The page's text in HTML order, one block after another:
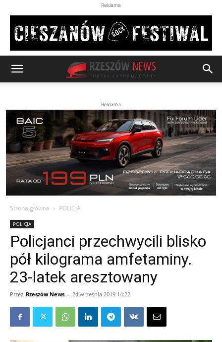
Reklama
Reklama
Strona główna POLICJA
POLICJA
Policjanci przechwycili blisko
pół kilograma amfetaminy.
23-latek aresztowany
Przez Rzeszów News - 24 września 2019 14:22